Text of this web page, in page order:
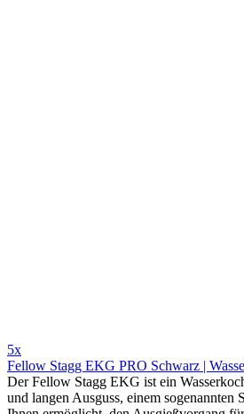
5x
Fellow Stagg EKG PRO Schwarz |
Der Fellow Stagg EKG ist ein
und langen Ausguss, einem sogenannten